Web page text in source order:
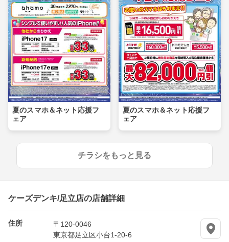
夏のスマホ＆ネット応援フ
ェア
夏のスマホ＆ネット応援フ
ェア
チラシをもっと見る
ケーズデンキ/足立店の店舗詳細
住所
〒120-0046
東京都足立区小台1-20-6